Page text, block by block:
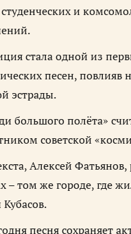
и
стала одной из
песен, повлияв
эстрады.
большого полёта»
советской
Алексей Фатьянов,
– том же городе, где
песня сохраняет